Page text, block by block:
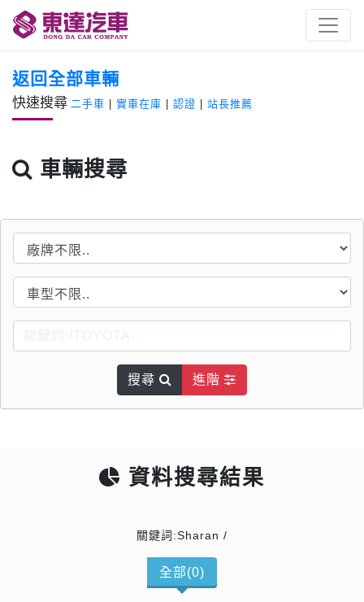
返回全部車輛
快速搜尋 二手車 實車在庫 認證 站長推薦
車輛搜尋
搜尋 進階
資料搜尋結果
關鍵詞:Sharan /
全部(0)